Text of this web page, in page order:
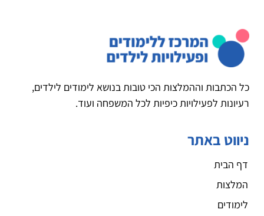
כל הכתבות וההמלצות הכי טובות בנושא לימודים לילדים,
רעיונות לפעילויות כיפיות לכל המשפחה ועוד.
ניווט באתר
דף הבית
המלצות
לימודים